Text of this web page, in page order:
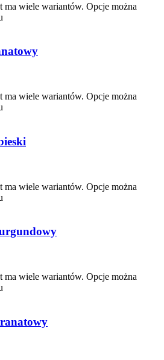
ma wiele wariantów. Opcje można
ma wiele wariantów. Opcje można
ma wiele wariantów. Opcje można
ma wiele wariantów. Opcje można